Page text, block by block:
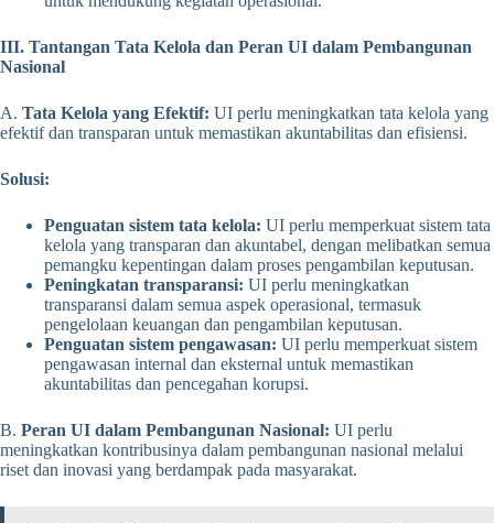
III. Tantangan Tata Kelola dan Peran UI dalam Pembangunan
Nasional
A. Tata Kelola yang Efektif: UI perlu meningkatkan tata kelola yang
efektif dan transparan untuk memastikan akuntabilitas dan efisiensi.
Solusi:
Penguatan sistem tata kelola: UI perlu memperkuat sistem tata
kelola yang transparan dan akuntabel, dengan melibatkan semua
pemangku kepentingan dalam proses pengambilan keputusan.
Peningkatan transparansi: UI perlu meningkatkan
transparansi dalam semua aspek operasional, termasuk
pengelolaan keuangan dan pengambilan keputusan.
Penguatan sistem pengawasan: UI perlu memperkuat sistem
pengawasan internal dan eksternal untuk memastikan
akuntabilitas dan pencegahan korupsi.
B. Peran UI dalam Pembangunan Nasional: UI perlu
meningkatkan kontribusinya dalam pembangunan nasional melalui
riset dan inovasi yang berdampak pada masyarakat.